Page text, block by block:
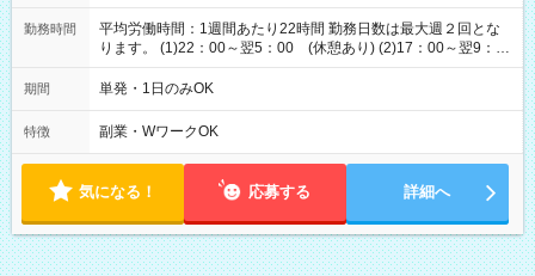
勤務時間
平均労働時間：1週間あたり22時間 勤務日数は最大週２回とな
ります。 (1)22：00～翌5：00 (休憩あり) (2)17：00～翌9：
00 (休憩あり) ３６協定提出済 平均労働時間：1週間あたり22
時間 勤務日数は最大週２回となります。 (1)22：00～翌5：00
期間 単発・1日のみOK
特徴 副業・WワークOK
気になる！ 応募する 詳細へ